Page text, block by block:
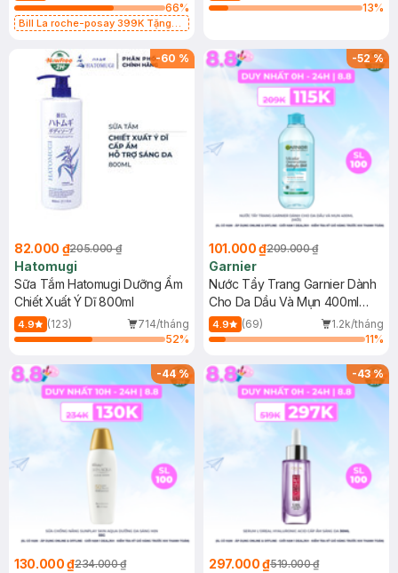
66%
Bill La roche-posay 399K Tặng
(SL có hạn)
13%
-60 %
82.000 ₫205.000 ₫
Hatomugi
Sữa Tắm Hatomugi Dưỡng Ẩm
Chiết Xuất Ý Dĩ 800ml
4.9 (123)
714/tháng
52%
-52%
101.000 ₫209.000 ₫
Garnier
Nước Tẩy Trang Garnier Dành
Cho Da Dầu Và Mụn 400ml
(Mới)
4.9 (69)
1.2k/tháng
11%
-44%
130.000 ₫234.000 ₫
-43%
297.000 ₫519.000 ₫